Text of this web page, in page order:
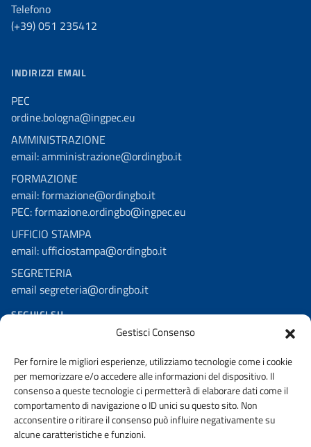
Gestisci Consenso
Per fornire le migliori esperienze, utilizziamo tecnologie come i cookie
per memorizzare e/o accedere alle informazioni del dispositivo. Il
consenso a queste tecnologie ci permetterà di elaborare dati come il
comportamento di navigazione o ID unici su questo sito. Non
acconsentire o ritirare il consenso può influire negativamente su
alcune caratteristiche e funzioni.
Telefono
(+39) 051 235412
INDIRIZZI EMAIL
PEC
ordine.bologna@ingpec.eu
AMMINISTRAZIONE
email: amministrazione@ordingbo.it
FORMAZIONE
email: formazione@ordingbo.it
PEC: formazione.ordingbo@ingpec.eu
UFFICIO STAMPA
email: ufficiostampa@ordingbo.it
SEGRETERIA
email segreteria@ordingbo.it
SEGUICI SU
Linkedin
Youtube
Instagram